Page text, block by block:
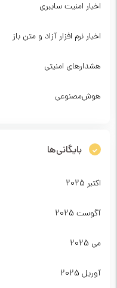
اخبار امنیت سایبری
اخبار نرم افزار آزاد و متن باز
هشدارهای امنیتی
هوش‌مصنوعی
بایگانی‌ها
اکتبر 2025
آگوست 2025
می 2025
آوریل 2025